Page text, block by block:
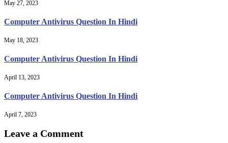
May 27, 2023
Computer Antivirus Question In Hindi
May 18, 2023
Computer Antivirus Question In Hindi
April 13, 2023
Computer Antivirus Question In Hindi
April 7, 2023
Leave a Comment